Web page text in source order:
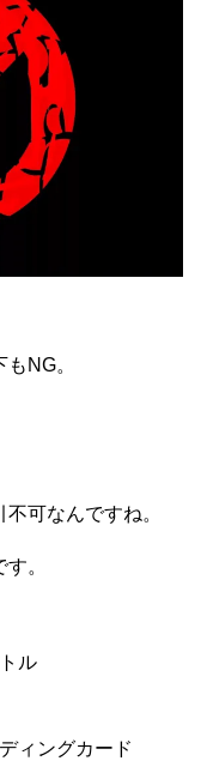
NG。
可なんですね。
。
ル
ィングカード